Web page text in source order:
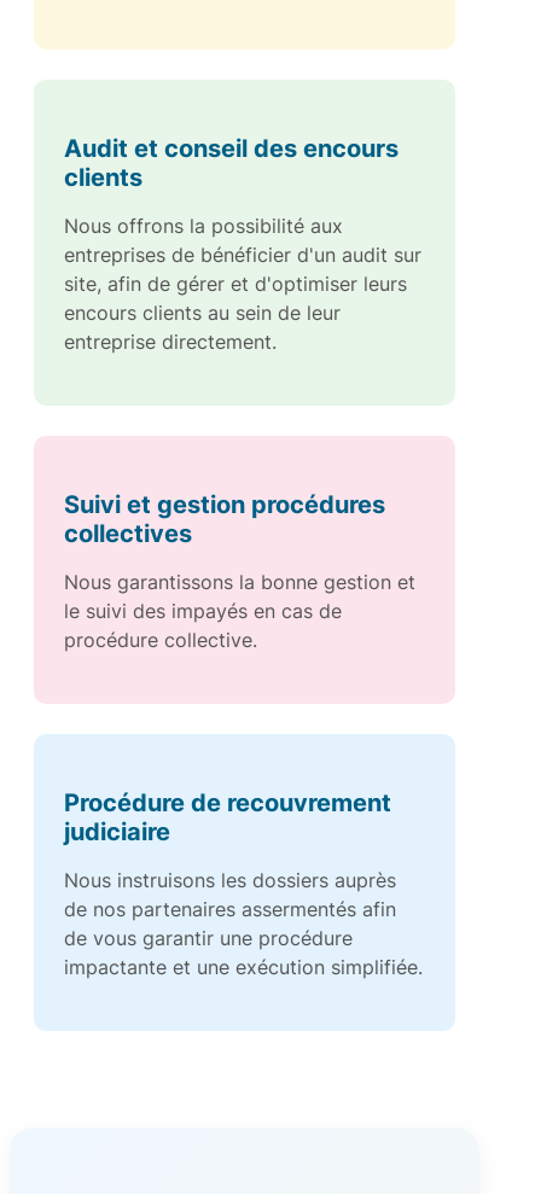
Audit et conseil des encours
clients
Nous offrons la possibilité aux
entreprises de bénéficier d'un audit sur
site, afin de gérer et d'optimiser leurs
encours clients au sein de leur
entreprise directement.
Suivi et gestion procédures
collectives
Nous garantissons la bonne gestion et
le suivi des impayés en cas de
procédure collective.
Procédure de recouvrement
judiciaire
Nous instruisons les dossiers auprès
de nos partenaires assermentés afin
de vous garantir une procédure
impactante et une exécution simplifiée.